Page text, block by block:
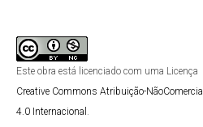
Este obra está licenciado com uma Licença
Creative Commons Atribuição-NãoComercial
4.0 Internacional .